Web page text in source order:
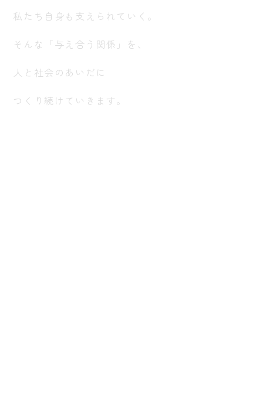
私たち自身も支えられていく。
そんな「与え合う関係」を、
人と社会のあいだに
つくり続けていきます。